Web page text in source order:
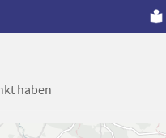
haben